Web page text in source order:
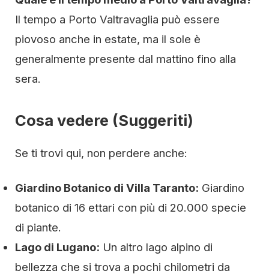
Il tempo a Porto Valtravaglia può essere
piovoso anche in estate, ma il sole è
generalmente presente dal mattino fino alla
sera.
Cosa vedere (Suggeriti)
Se ti trovi qui, non perdere anche:
Giardino Botanico di Villa Taranto: Giardino
botanico di 16 ettari con più di 20.000 specie
di piante.
Lago di Lugano: Un altro lago alpino di
bellezza che si trova a pochi chilometri da